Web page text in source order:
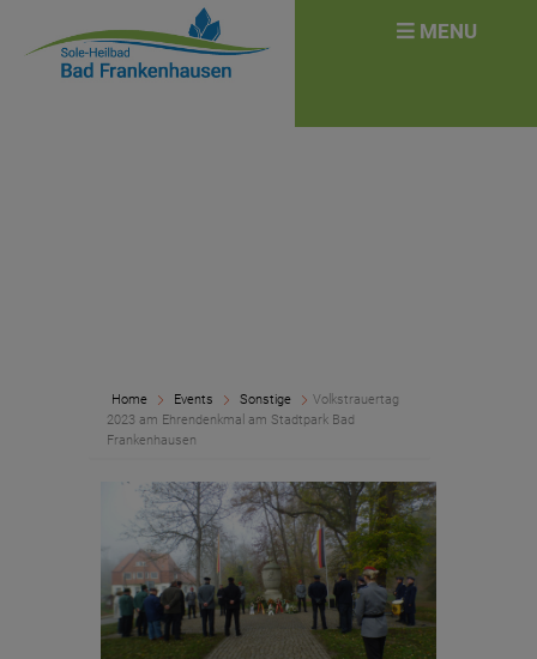
Home Events Sonstige
Volkstrauertag
2023 am Ehrendenkmal am Stadtpark Bad
Frankenhausen
for: